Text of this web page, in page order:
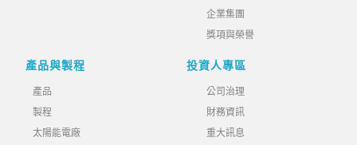
企業集團
獎項與榮譽
產品與製程
產品
製程
太陽能電廠
投資人專區
公司治理
財務資訊
重大訊息